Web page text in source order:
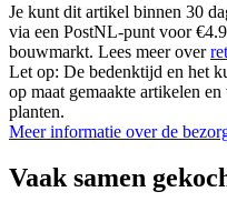
Je kunt dit artikel binnen 30
via een PostNL-punt voor
bouwmarkt. Lees meer over
Let op: De bedenktijd en het
op maat gemaakte artikelen
planten.
Meer informatie over de
Vaak samen